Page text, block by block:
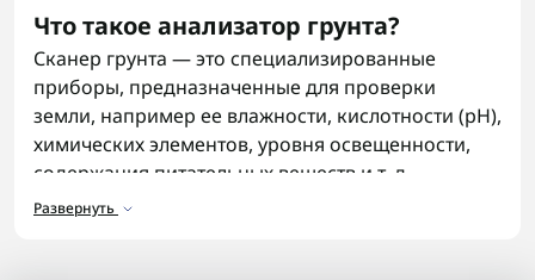
Что такое анализатор грунта?
Сканер грунта — это специализированные
приборы, предназначенные для проверки
земли, например ее влажности, кислотности (pH),
химических элементов, уровня освещенности,
содержания питательных веществ и т. д.
Анализатор грунта помогает оценить состояние
Развернуть